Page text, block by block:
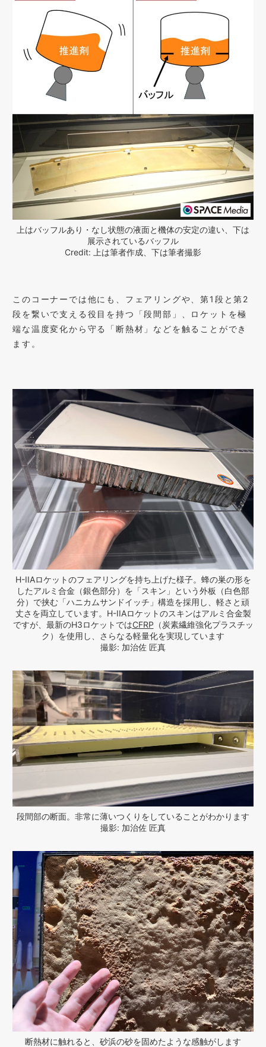
上はバッフルあり・なし状態の液面と機体の安定の違い、下は
展示されているバッフル
Credit: 上は筆者作成、下は筆者撮影
このコーナーでは他にも、フェアリングや、第1段と第2
段を繋いで支える役目を持つ「段間部」、ロケットを極
端な温度変化から守る「断熱材」などを触ることができ
ます。
H-IIAロケットのフェアリングを持ち上げた様子。蜂の巣の形を
したアルミ合金（銀色部分）を「スキン」という外板（白色部
分）で挟む「ハニカムサンドイッチ」構造を採用し、軽さと頑
丈さを両立しています。H-IIAロケットのスキンはアルミ合金製
ですが、最新のH3ロケットではCFRP （炭素繊維強化プラスチッ
ク）を使用し、さらなる軽量化を実現しています
撮影: 加治佐 匠真
段間部の断面。非常に薄いつくりをしていることがわかります
撮影: 加治佐 匠真
断熱材に触れると、砂浜の砂を固めたような感触がします